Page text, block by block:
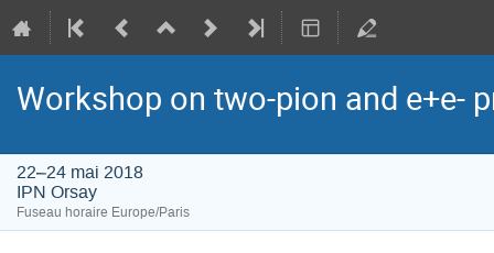
Workshop on two-pion and e+e-
22–24 mai 2018
IPN Orsay
Fuseau horaire Europe/Paris